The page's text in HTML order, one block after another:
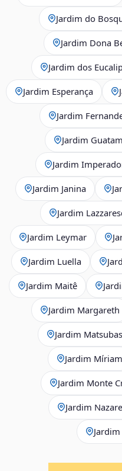
Jardim do
Jardim Dona
Jardim dos
Jardim Esperança
Jardim
Jardim
Jardim
Jardim Janina
Jardim
Jardim Leymar
Jardim Luella
Jardim Maitê
Jardim Margareth
Jardim
Jardim Míriam
Jardim Monte
Jardim